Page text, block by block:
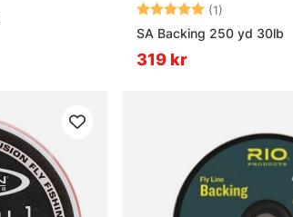
Betyg: (1)
SA Backing 250 yd 30lb
319 kr